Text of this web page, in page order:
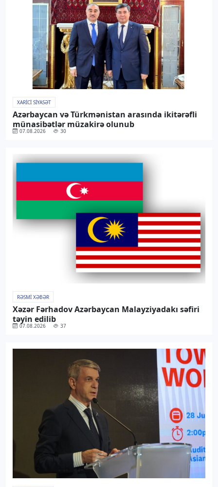
XARICI SIYASƏT
Azərbaycan və Türkmənistan arasında ikitərəfli
münasibətlər müzakirə olunub
07.08.2026 30
RƏSMI XƏBƏR
Xəzər Fərhadov Azərbaycan Malayziyadakı səfiri
təyin edilib
07.08.2026 37